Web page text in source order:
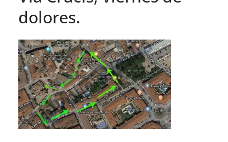
dolores.